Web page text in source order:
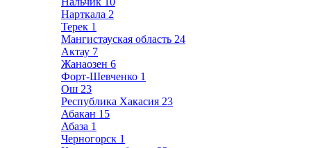
Нарткала 2
Терек 1
Мангистауская область 24
Актау 7
Жанаозен 6
Форт-Шевченко 1
Ош 23
Республика Хакасия 23
Абакан 15
Абаза 1
Черногорск 1